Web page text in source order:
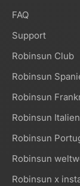
FAQ
Support
Robinsun Club
Robinsun
Robinsun
Robinsun Italien
Robinsun
Robinsun
Robinsun x